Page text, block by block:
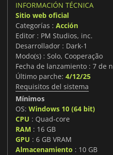
INFORMACIÓN TÉCNICA
Sitio web oficial
Categorías : Acción
Editor : PM Studios, inc.
Desarrollador : Dark-1
Modo(s) : Solo, Cooperação
Fecha de lanzamiento : 7 de
Último parche: 4/12/25
Requisitos del sistema
Mínimos
OS: Windows 10 (64 bit)
CPU : Quad-core
RAM : 16 GB
GPU : 6 GB VRAM
Almacenamiento : 10 GB